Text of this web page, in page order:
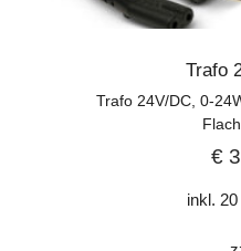
Trafo
Trafo 24V/DC, 0-
€
inkl.